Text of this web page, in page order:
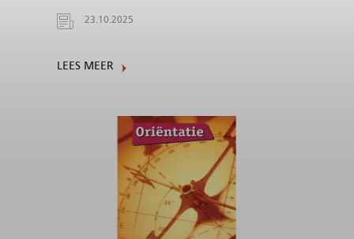
23.10.2025
LEES MEER